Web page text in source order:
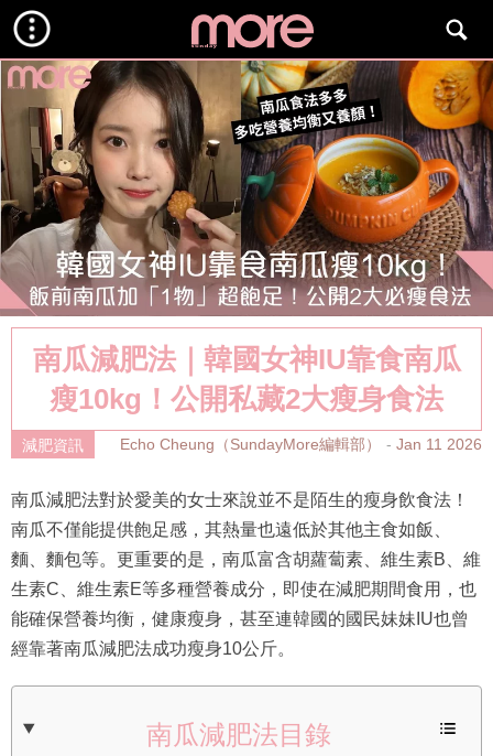
南瓜減肥法｜韓國女神IU靠食南瓜
瘦10kg！公開私藏2大瘦身食法
減肥資訊 Echo Cheung（SundayMore編輯部） Jan 11 2026
南瓜減肥法對於愛美的女士來說並不是陌生的瘦身飲食法！
南瓜不僅能提供飽足感，其熱量也遠低於其他主食如飯、
麵、麵包等。更重要的是，南瓜富含胡蘿蔔素、維生素B、維
生素C、維生素E等多種營養成分，即使在減肥期間食用，也
能確保營養均衡，健康瘦身，甚至連韓國的國民妹妹IU也曾
經靠著南瓜減肥法成功瘦身10公斤。
南瓜減肥法目錄